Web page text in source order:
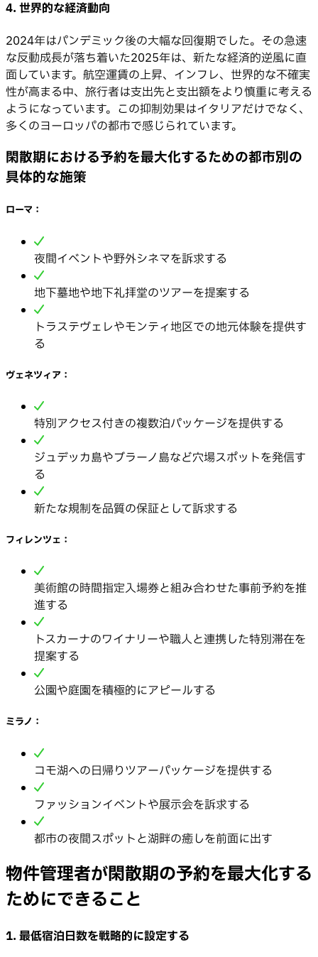
4. 世界的な経済動向
2024年はパンデミック後の大幅な回復期でした。その急速
な反動成長が落ち着いた2025年は、新たな経済的逆風に直
面しています。航空運賃の上昇、インフレ、世界的な不確実
性が高まる中、旅行者は支出先と支出額をより慎重に考える
ようになっています。この抑制効果はイタリアだけでなく、
多くのヨーロッパの都市で感じられています。
閑散期における予約を最大化するための都市別の
具体的な施策
ローマ：
夜間イベントや野外シネマを訴求する
地下墓地や地下礼拝堂のツアーを提案する
トラステヴェレやモンティ地区での地元体験を提供す
る
ヴェネツィア：
特別アクセス付きの複数泊パッケージを提供する
ジュデッカ島やブラーノ島など穴場スポットを発信す
る
新たな規制を品質の保証として訴求する
フィレンツェ：
美術館の時間指定入場券と組み合わせた事前予約を推
進する
トスカーナのワイナリーや職人と連携した特別滞在を
提案する
公園や庭園を積極的にアピールする
ミラノ：
コモ湖への日帰りツアーパッケージを提供する
ファッションイベントや展示会を訴求する
都市の夜間スポットと湖畔の癒しを前面に出す
物件管理者が閑散期の予約を最大化する
ためにできること
1. 最低宿泊日数を戦略的に設定する